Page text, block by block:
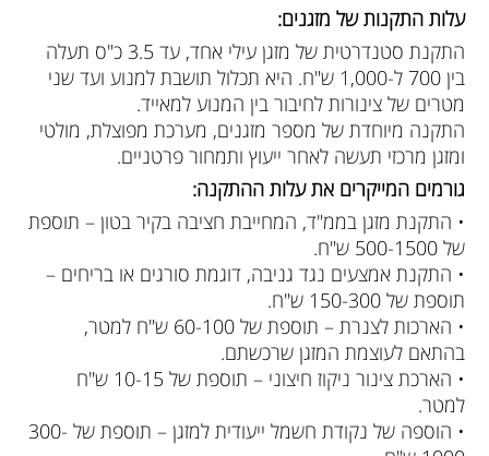
עלות התקנות של מזגנים:
התקנת סטנדרטית של מזגן עילי אחד, עד 3.5 כ"ס תעלה
בין 700 ל-1,000 ש"ח. היא תכלול תושבת למנוע ועד שני
מטרים של צינורות לחיבור בין המנוע למאייד.
התקנה מיוחדת של מספר מזגנים, מערכת מפוצלת, מולטי
ומזגן מרכזי תעשה לאחר ייעוץ ותמחור פרטניים.
גורמים המייקרים את עלות ההתקנה:
• התקנת מזגן בממ"ד, המחייבת חציבה בקיר בטון – תוספת
של 500-1500 ש"ח.
• התקנת אמצעים נגד גניבה, דוגמת סורגים או בריחים –
תוספת של 150-300 ש"ח.
• הארכות לצנרת – תוספת של 60-100 ש"ח למטר,
בהתאם לעוצמת המזגן שרכשתם.
• הארכת צינור ניקוז חיצוני – תוספת של 10-15 ש"ח
למטר.
• הוספה של נקודת חשמל ייעודית למזגן – תוספת של 300-